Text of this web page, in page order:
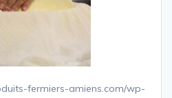
fermiers-amiens.com/wp-